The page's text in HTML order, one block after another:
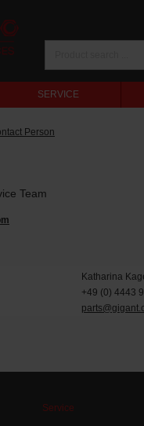
SERVICE
Person
Team
Katharina
+49 (0) 4443
Service